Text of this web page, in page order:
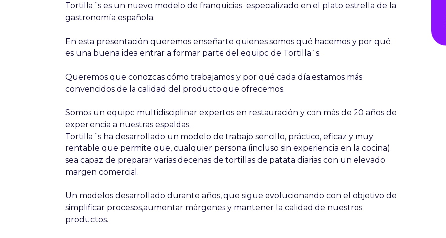
Tortilla´s es un nuevo modelo de franquicias especializado en el plato estrella de la
gastronomía española.
En esta presentación queremos enseñarte quienes somos qué hacemos y por qué
es una buena idea entrar a formar parte del equipo de Tortilla´s.
Queremos que conozcas cómo trabajamos y por qué cada día estamos más
convencidos de la calidad del producto que ofrecemos.
Somos un equipo multidisciplinar expertos en restauración y con más de 20 años de
experiencia a nuestras espaldas.
Tortilla´s ha desarrollado un modelo de trabajo sencillo, práctico, eficaz y muy
rentable que permite que, cualquier persona (incluso sin experiencia en la cocina)
sea capaz de preparar varias decenas de tortillas de patata diarias con un elevado
margen comercial.
Un modelos desarrollado durante años, que sigue evolucionando con el objetivo de
simplificar procesos,aumentar márgenes y mantener la calidad de nuestros
productos.